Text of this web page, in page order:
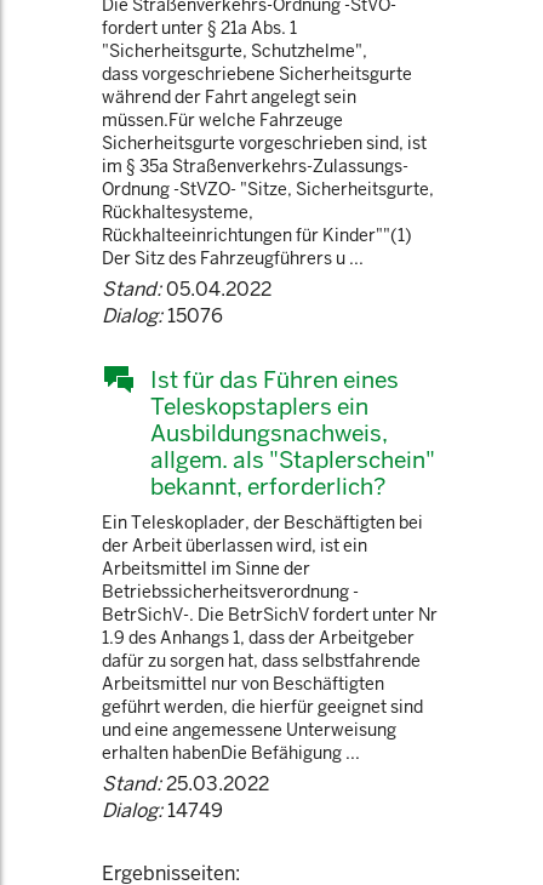
Die Straßenverkehrs-Ordnung -StVO-
fordert unter § 21a Abs. 1
"Sicherheitsgurte, Schutzhelme",
dass vorgeschriebene Sicherheitsgurte
während der Fahrt angelegt sein
müssen.Für welche Fahrzeuge
Sicherheitsgurte vorgeschrieben sind, ist
im § 35a Straßenverkehrs-Zulassungs-
Ordnung -StVZO- "Sitze, Sicherheitsgurte,
Rückhaltesysteme,
Rückhalteeinrichtungen für Kinder""(1)
Der Sitz des Fahrzeugführers u ...
Stand:05.04.2022
Dialog:15076
Ist für das Führen eines
Teleskopstaplers ein
Ausbildungsnachweis,
allgem. als "Staplerschein"
bekannt, erforderlich?
Ein Teleskoplader, der Beschäftigten bei
der Arbeit überlassen wird, ist ein
Arbeitsmittel im Sinne der
Betriebssicherheitsverordnung -
BetrSichV-. Die BetrSichV fordert unter Nr
1.9 des Anhangs 1, dass der Arbeitgeber
dafür zu sorgen hat, dass selbstfahrende
Arbeitsmittel nur von Beschäftigten
geführt werden, die hierfür geeignet sind
und eine angemessene Unterweisung
erhalten habenDie Befähigung ...
Stand:25.03.2022
Dialog:14749
Ergebnisseiten: